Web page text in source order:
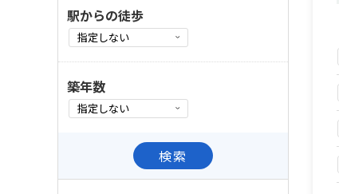
駅からの徒歩
築年数
検索